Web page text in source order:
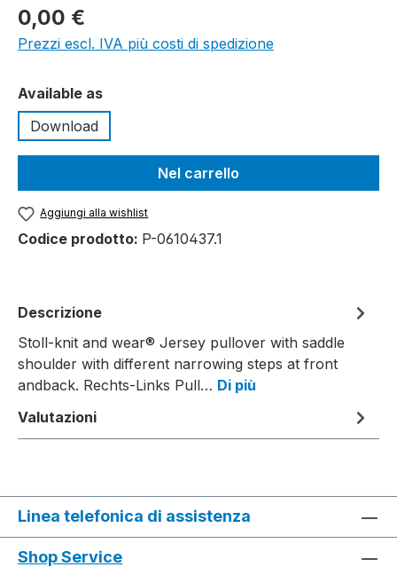
0,00 €
Prezzi escl. IVA più costi di spedizione
Seleziona
Available as
Download
Nel carrello
Aggiungi alla wishlist
Codice prodotto: P-0610437.1
Descrizione
Stoll-knit and wear® Jersey pullover with saddle
shoulder with different narrowing steps at front
andback. Rechts-Links Pull… Di più
Valutazioni
Linea telefonica di assistenza
Shop Service